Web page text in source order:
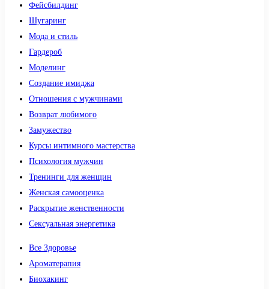
Фейсбилдинг
Шугаринг
Мода и стиль
Гардероб
Моделинг
Создание имиджа
Отношения с мужчинами
Возврат любимого
Замужество
Курсы интимного мастерства
Психология мужчин
Тренинги для женщин
Женская самооценка
Раскрытие женственности
Сексуальная энергетика
Все Здоровье
Ароматерапия
Биохакинг